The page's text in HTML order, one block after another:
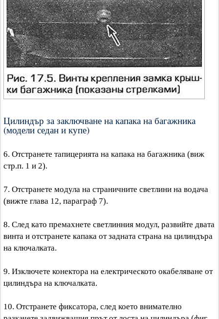
Цилиндър за заключване на капака на багажника
(модели седан и купе)
6. Отстранете тапицерията на капака на багажника (виж
стр.п. 1 и 2).
7. Отстранете модула на страничните светлини на водача
(вижте глава 12, параграф 7).
8. След като премахнете светлинния модул, развийте двата
винта и отстранете капака от задната страна на цилиндъра
на ключалката.
9. Изключете конектора на електрическото окабеляване от
цилиндъра на ключалката.
10. Отстранете фиксатора, след което внимателно